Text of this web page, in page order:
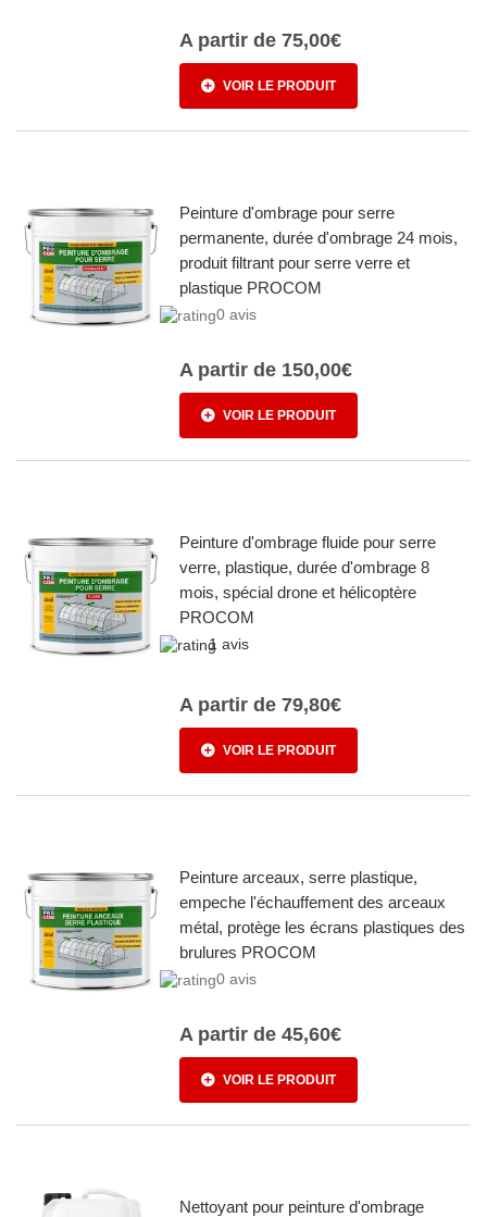
A partir de 75,00€
VOIR LE PRODUIT
Peinture d'ombrage pour serre
permanente, durée d'ombrage 24 mois,
produit filtrant pour serre verre et
plastique PROCOM
0 avis
A partir de 150,00€
VOIR LE PRODUIT
Peinture d'ombrage fluide pour serre
verre, plastique, durée d'ombrage 8
mois, spécial drone et hélicoptère
PROCOM
1 avis
A partir de 79,80€
VOIR LE PRODUIT
Peinture arceaux, serre plastique,
empeche l'échauffement des arceaux
métal, protège les écrans plastiques des
brulures PROCOM
0 avis
A partir de 45,60€
VOIR LE PRODUIT
Nettoyant pour peinture d'ombrage